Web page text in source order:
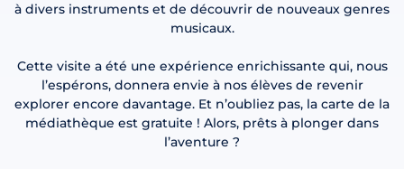
à divers instruments et de découvrir de nouveaux genres
musicaux.
Cette visite a été une expérience enrichissante qui, nous
l’espérons, donnera envie à nos élèves de revenir
explorer encore davantage. Et n’oubliez pas, la carte de la
médiathèque est gratuite ! Alors, prêts à plonger dans
l’aventure ?